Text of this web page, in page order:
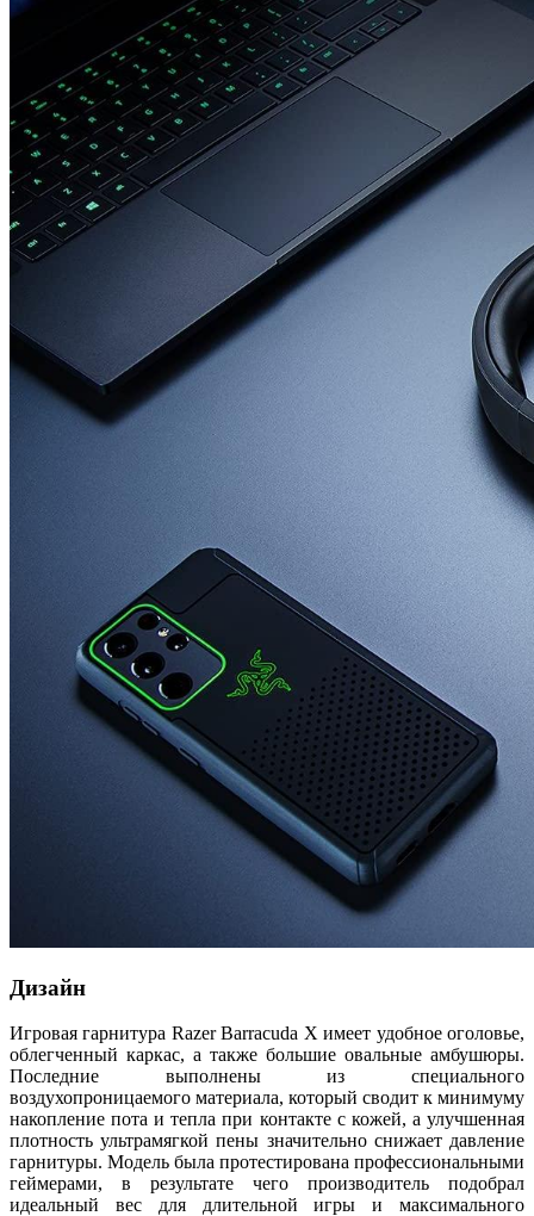
Дизайн
Игровая гарнитура Razer Barracuda X имеет удобное оголовье,
облегченный каркас, а также большие овальные амбушюры.
Последние выполнены из специального
воздухопроницаемого материала, который сводит к минимуму
накопление пота и тепла при контакте с кожей, а улучшенная
плотность ультрамягкой пены значительно снижает давление
гарнитуры. Модель была протестирована профессиональными
геймерами, в результате чего производитель подобрал
идеальный вес для длительной игры и максимального